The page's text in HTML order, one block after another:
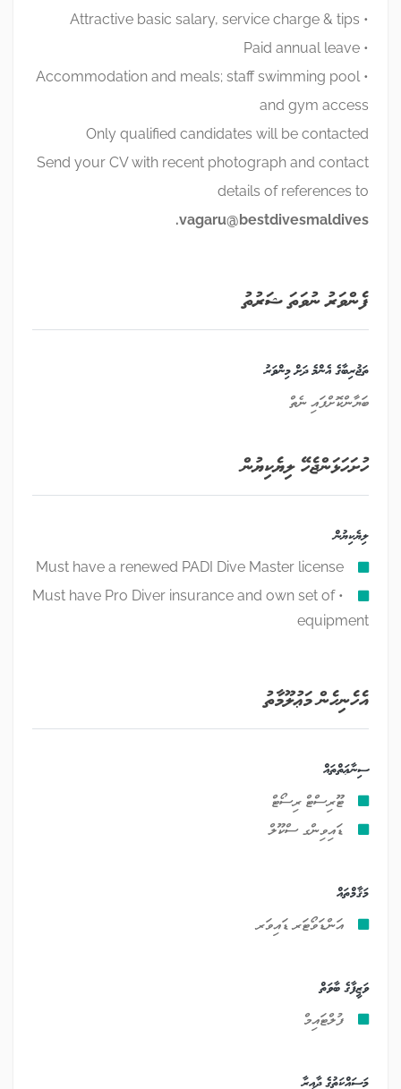
• Attractive basic salary, service charge & tips
• Paid annual leave
• Accommodation and meals; staff swimming pool
and gym access
Only qualified candidates will be contacted
Send your CV with recent photograph and contact
details of references to
vagaru@bestdivesmaldives.
ފެންވަރު ނުވަތަ ޝަރުތު
ތަޖުރިބާގެ އެންމެ ދަށް މިންވަރު
ބަޔާންކޮށްފައި ނެތް
ހުށަހަޅަންޖެހޭ ލިޔެކިޔުން
ލިޔެކިޔުން
Must have a renewed PADI Dive Master license
• Must have Pro Diver insurance and own set of
equipment
އެހެނިހެން މަޢުލޫމާތު
ސިނާޢަތްތައް
ޓޫރިސްޓް ރިސޯޓް
ޑައިވިންގ ސްކޫލް
މަޤާމްތައް
އަންޑަވޯޓަރ ޑައިވަރ
ވަޒީފާގެ ބާވަތް
ފުލްޓައިމް
މަސައްކަތުގެ ދާއިރާ